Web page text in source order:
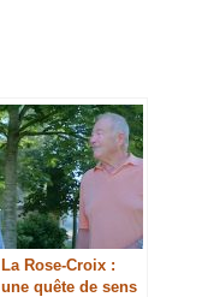
La Rose-Croix :
une quête de sens